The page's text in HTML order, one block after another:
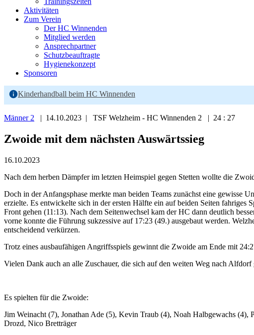
Aktivitäten
Zum Verein
Der HC Winnenden
Mitglied werden
Ansprechpartner
Schutzbeauftragte
Hygienekonzept
Sponsoren
Kinderhandball beim HC Winnenden
Männer 2 | 14.10.2023 | TSF Welzheim - HC Winnenden 2 | 24 : 27
Zwoide mit dem nächsten Auswärtssieg
16.10.2023
Nach dem herben Dämpfer im letzten Heimspiel gegen Stetten wollte die
Doch in der Anfangsphase merkte man beiden Teams zunächst eine gewisse
erzielte. Es entwickelte sich in der ersten Hälfte ein auf beiden Seiten
Front gehen (11:13). Nach dem Seitenwechsel kam der HC dann deutlich
vorne konnte die Führung sukzessive auf 17:23 (49.) ausgebaut werden.
entscheidend verkürzen.
Trotz eines ausbaufähigen Angriffsspiels gewinnt die Zwoide am Ende mit
Vielen Dank auch an alle Zuschauer, die sich auf den weiten Weg nach
Es spielten für die Zwoide:
Jim Weinacht (7), Jonathan Ade (5), Kevin Traub (4), Noah Halbgewachs
Drozd, Nico Bretträger